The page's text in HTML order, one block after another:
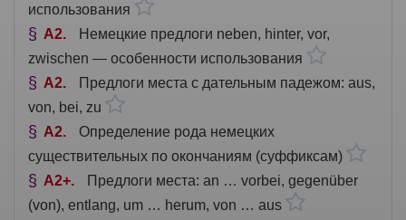
использования
A2
Немецкие предлоги neben, hinter, vor,
zwischen — особенности использования
A2
Предлоги места с дательным падежом: aus,
von, bei, zu
A2
Определение рода немецких
существительных по окончаниям (суффиксам)
A2+
Предлоги места: an … vorbei, gegenüber
(von), entlang, um … herum, von … aus